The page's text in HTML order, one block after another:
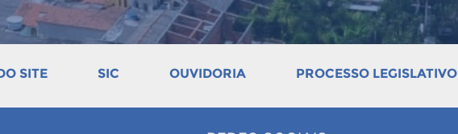
SITE SIC OUVIDORIA PROCESSO LEGISLATIVO